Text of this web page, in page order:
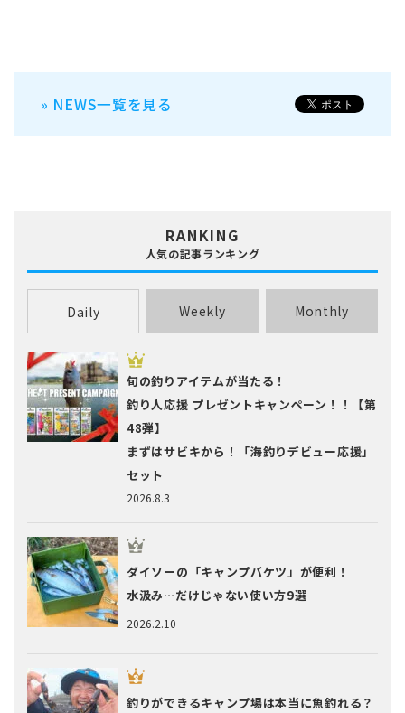
» NEWS一覧を見る
RANKING
人気の記事ランキング
Daily Weekly Monthly
2026.8.3
旬の釣りアイテムが当たる！
釣り人応援 プレゼントキャンペーン！！【第
48弾】
まずはサビキから！「海釣りデビュー応援」
セット
2026.2.10
ダイソーの「キャンプバケツ」が便利！
水汲み…だけじゃない使い方9選
釣りができるキャンプ場は本当に魚釣れる？